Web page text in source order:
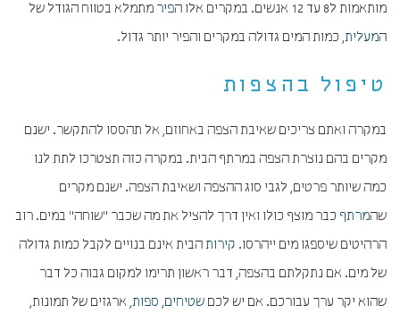
מותאמות ל8 עד 12 אנשים. במקרים אלו ה
פיר מתמלא בטווח הגודל של
המעלית, כמות המים גדולה במקרים והפיר יותר גדול.
טיפול בהצפות
במקרה ואתם צריכים שאיבת הצפה באחוזם, אל תהססו להתקשר. ישנם
מקרים בהם נוצרת הצפה במרתף הבית. במקרה כזה תצטרכו לתת לנו
כמה שיותר פרטים, לגבי סוג ההצפה ושאיבת הצפה. ישנם מקרים
שהמרתף כבר מוצף כולו ואין דרך להציל את מה שכבר "שוחה" במים. רוב
הרהיטים שיספגו מים ייהרסו. קירותהבית אינם בנויים לקבל כמות גדולה
של מים. אם נתקלתם בהצפה, דבר ראשון תרימו למקום גבוה כל דבר
שהוא יקר ערך עבורכם. אם יש לכם שטיחים, ספות, ארגזים של תמונות,